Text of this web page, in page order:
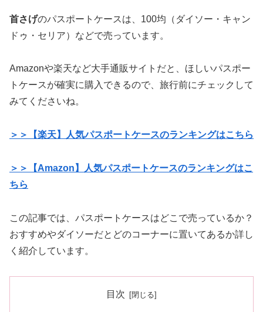
首さげのパスポートケースは、100均（ダイソー・キャン
ドゥ・セリア）などで売っています。
Amazonや楽天など大手通販サイトだと、ほしいパスポー
トケースが確実に購入できるので、旅行前にチェックして
みてくださいね。
＞＞【楽天】人気パスポートケースのランキングはこちら
＞＞【Amazon】人気パスポートケースのランキングはこ
ちら
この記事では、パスポートケースはどこで売っているか？
おすすめやダイソーだとどのコーナーに置いてあるか詳し
く紹介しています。
目次